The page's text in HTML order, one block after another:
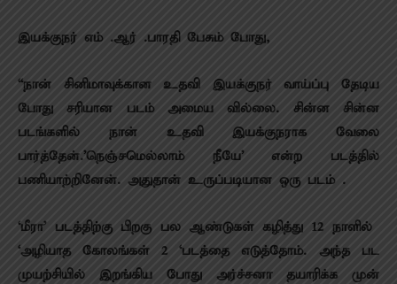
இயக்குநர் எம் .ஆர் .பாரதி பேசும் போது,
“நான் சினிமாவுக்கான உதவி இயக்குநர் வாய்ப்பு தேடிய
போது சரியான படம் அமைய வில்லை. சின்ன சின்ன
படங்களில் நான் உதவி இயக்குநராக வேலை
பார்த்தேன்.’நெஞ்சமெல்லாம் நீயே’ என்ற படத்தில்
பணியாற்றினேன். அதுதான் உருப்படியான ஒரு படம் .
‘மீரா’ படத்திற்கு பிறகு பல ஆண்டுகள் கழித்து 12 நாளில்
‘அழியாத கோலங்கள் 2 ‘படத்தை எடுத்தோம். அந்த பட
முயற்சியில் இறங்கிய போது அர்ச்சனா தயாரிக்க முன்